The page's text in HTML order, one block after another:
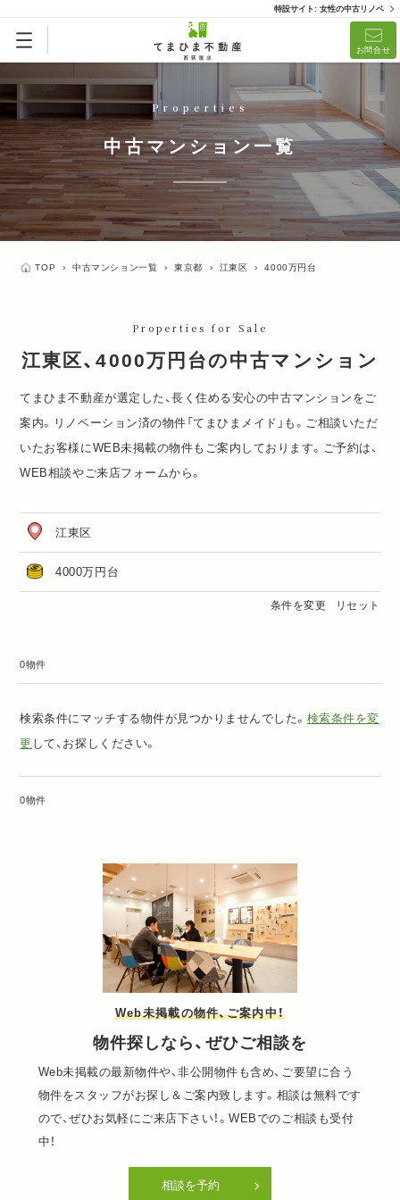
特設サイト: 女性の中古リノベ
お問合せ
Properties
中古マンション一覧
TOP › 中古マンション一覧 › 東京都 › 江東区 › 4000万円台
Properties for Sale
江東区、4000万円台の中古マンション
てまひま不動産が選定した、長く住める安心の中古マンションをご
案内。リノベーション済の物件「てまひまメイド 」も。ご相談いただ
いたお客様にWEB未掲載の物件もご案内しております。ご予約は、
WEB相談やご来店フォームから。
江東区
4000万円台
条件を変更 リセット
0物件
検索条件にマッチする物件が見つかりませんでした。 検索条件を変
更 して、お探しください。
0物件
Web未掲載の物件、ご案内中！
物件探しなら、ぜひご相談を
Web未掲載の最新物件や、非公開物件も含め、ご要望に合う
物件をスタッフがお探し＆ご案内致します。相談は無料です
ので、ぜひお気軽にご来店下さい！。WEBでのご相談も受付
中！
相談を予約
リノベーション済